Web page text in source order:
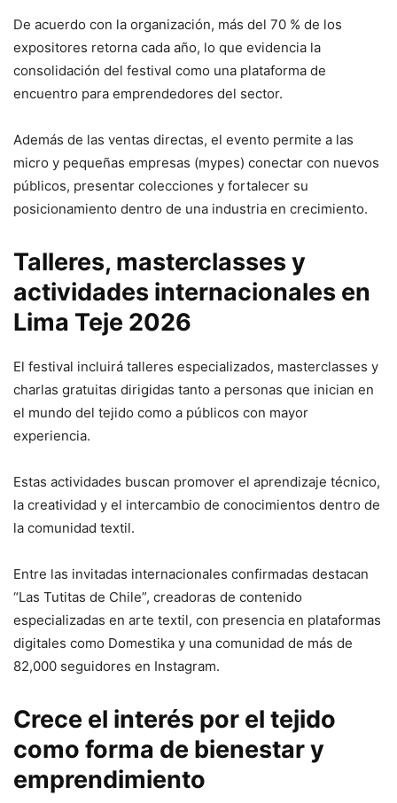
De acuerdo con la organización, más del 70 % de los
expositores retorna cada año, lo que evidencia la
consolidación del festival como una plataforma de
encuentro para emprendedores del sector.
Además de las ventas directas, el evento permite a las
micro y pequeñas empresas (mypes) conectar con nuevos
públicos, presentar colecciones y fortalecer su
posicionamiento dentro de una industria en crecimiento.
Talleres, masterclasses y
actividades internacionales en
Lima Teje 2026
El festival incluirá talleres especializados, masterclasses y
charlas gratuitas dirigidas tanto a personas que inician en
el mundo del tejido como a públicos con mayor
experiencia.
Estas actividades buscan promover el aprendizaje técnico,
la creatividad y el intercambio de conocimientos dentro de
la comunidad textil.
Entre las invitadas internacionales confirmadas destacan
“Las Tutitas de Chile”, creadoras de contenido
especializadas en arte textil, con presencia en plataformas
digitales como Domestika y una comunidad de más de
82,000 seguidores en Instagram.
Crece el interés por el tejido
como forma de bienestar y
emprendimiento